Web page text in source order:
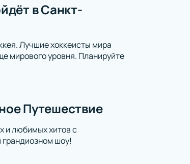
в Санкт-
Лучшие хоккеисты мира
мирового уровня. Планируйте
Путешествие
и любимых хитов с
шоу!